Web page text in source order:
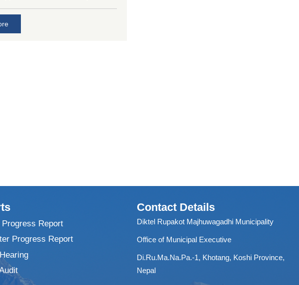
Progress Report
Progress Report
Contact Details
Diktel Rupakot Majhuwagadhi Municipality
Office of Municipal Executive
Di.Ru.Ma.Na.Pa.-1, Khotang, Koshi Province,
Nepal